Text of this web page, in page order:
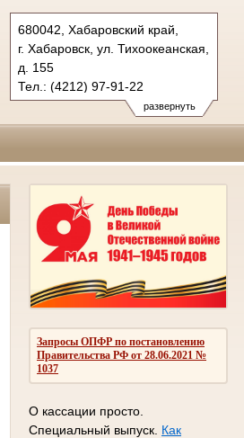
развернуть
680042, Хабаровский край,
г. Хабаровск, ул. Тихоокеанская,
д. 155
Тел.: (4212) 97-91-22
kraevoy.hbr@sudrf.ru
Запросы ОПФР по постановлению
Правительства РФ от 28.06.2021 №
1037
О кассации просто.
Специальный выпуск. Как